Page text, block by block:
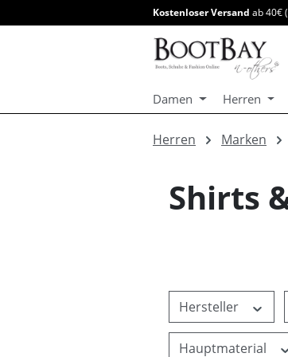
Zur Hauptnavigation springen
Kostenloser Versand ab 40€
Damen Herren
Herren Marken
Shirts
Hersteller
Hauptmaterial